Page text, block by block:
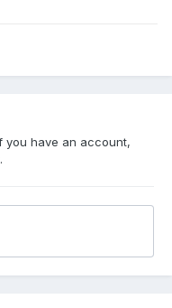
you have an account,